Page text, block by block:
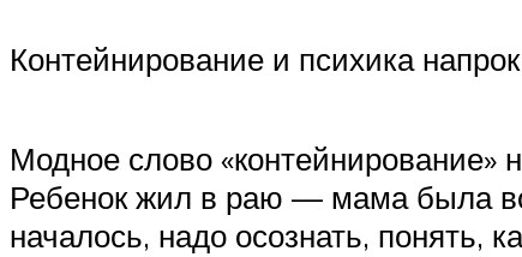
Контейнирование и психика
Модное слово «контейнирование»
Ребенок жил в раю — мама была
началось, надо осознать, понять,